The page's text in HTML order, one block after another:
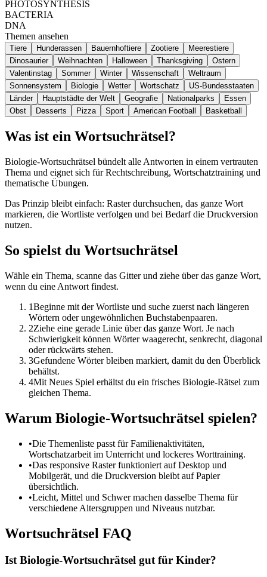
PHOTOSYNTHESIS
BACTERIA
DNA
Themen ansehen
Tiere Hunderassen Bauernhoftiere Zootiere
Meerestiere
Dinosaurier
Weihnachten Halloween Thanksgiving
Ostern
Valentinstag
Sommer Winter Wissenschaft
Weltraum
Sonnensystem
Biologie Wetter Wortschatz
US-Bundesstaaten
Länder
Hauptstädte der Welt Geografie Nationalparks
Essen
Obst
Desserts Pizza Sport American Football Basketball
Was ist ein Wortsuchrätsel?
Biologie-Wortsuchrätsel bündelt alle Antworten in einem vertrauten
Thema und eignet sich für Rechtschreibung, Wortschatztraining und
thematische Übungen.
Das Prinzip bleibt einfach: Raster durchsuchen, das ganze Wort
markieren, die Wortliste verfolgen und bei Bedarf die Druckversion
nutzen.
So spielst du Wortsuchrätsel
Wähle ein Thema, scanne das Gitter und ziehe über das ganze Wort,
wenn du eine Antwort findest.
1Beginne mit der Wortliste und suche zuerst nach längeren
Wörtern oder ungewöhnlichen Buchstabenpaaren.
2Ziehe eine gerade Linie über das ganze Wort. Je nach
Schwierigkeit können Wörter waagerecht, senkrecht, diagonal
oder rückwärts stehen.
3Gefundene Wörter bleiben markiert, damit du den Überblick
behältst.
4Mit Neues Spiel erhältst du ein frisches Biologie-Rätsel zum
gleichen Thema.
Warum Biologie-Wortsuchrätsel spielen?
•Die Themenliste passt für Familienaktivitäten,
Wortschatzarbeit im Unterricht und lockeres Worttraining.
•Das responsive Raster funktioniert auf Desktop und
Mobilgerät, und die Druckversion bleibt auf Papier
übersichtlich.
•Leicht, Mittel und Schwer machen dasselbe Thema für
verschiedene Altersgruppen und Niveaus nutzbar.
Wortsuchrätsel FAQ
Ist Biologie-Wortsuchrätsel gut für Kinder?